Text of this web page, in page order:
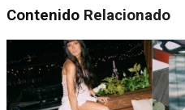
Contenido Relacionado